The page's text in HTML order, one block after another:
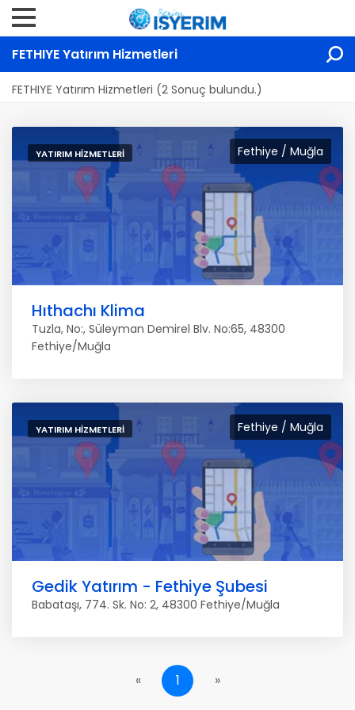
FETHIYE Yatırım Hizmetleri
FETHIYE Yatırım Hizmetleri (2 Sonuç bulundu.)
Fethiye / Muğla
YATIRIM HIZMETLERI
Hıthachı Klima
Tuzla, No:, Süleyman Demirel Blv. No:65, 48300
Fethiye/Muğla
Fethiye / Muğla
YATIRIM HIZMETLERI
Gedik Yatırım - Fethiye Şubesi
Babataşı, 774. Sk. No: 2, 48300 Fethiye/Muğla
« 1 »